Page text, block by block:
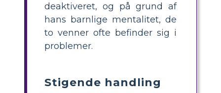
deaktiveret, og på grund af
hans barnlige mentalitet, de
to venner ofte befinder sig i
problemer.
Stigende handling